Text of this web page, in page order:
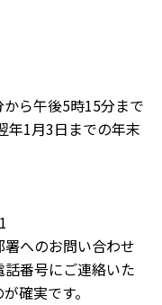
ら午後5時15分まで
1月3日までの年末
へのお問い合わせ
番号にご連絡いた
確実です。